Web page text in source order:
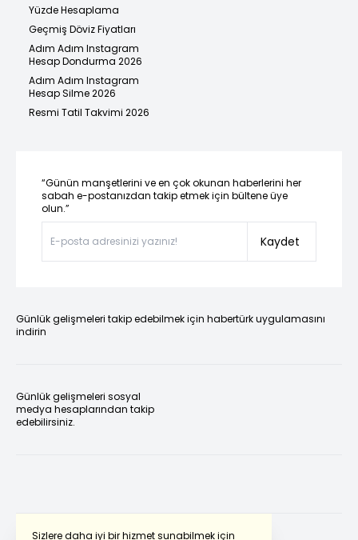
Sizlere daha iyi bir hizmet sunabilmek için
Yüzde Hesaplama
Geçmiş Döviz Fiyatları
Adım Adım Instagram
Hesap Dondurma 2026
Adım Adım Instagram
Hesap Silme 2026
Resmi Tatil Takvimi 2026
“Günün manşetlerini ve en çok okunan haberlerini her
sabah e-postanızdan takip etmek için bültene üye
olun.”
Kaydet
Günlük gelişmeleri takip edebilmek için habertürk uygulamasını
indirin
Günlük gelişmeleri sosyal
medya hesaplarından takip
edebilirsiniz.